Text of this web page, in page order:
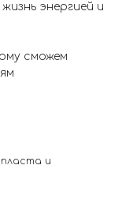
энергией и
сможем
и